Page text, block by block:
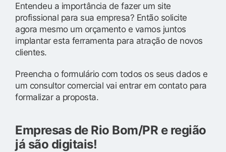
Entendeu a importância de fazer um site
profissional para sua empresa? Então solicite
agora mesmo um orçamento e vamos juntos
implantar esta ferramenta para atração de novos
clientes.
Preencha o formulário com todos os seus dados e
um consultor comercial vai entrar em contato para
formalizar a proposta.
Empresas de Rio Bom/PR e região
já são digitais!